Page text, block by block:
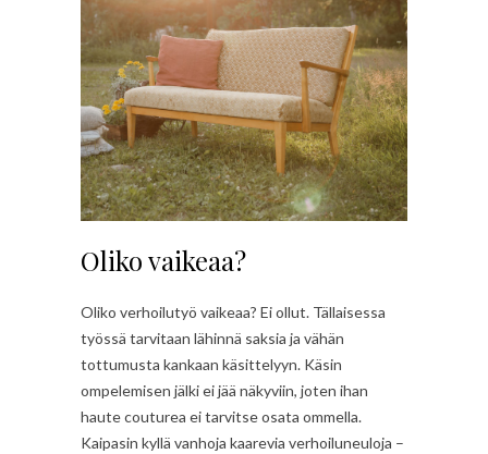
Oliko vaikeaa?
Oliko verhoilutyö vaikeaa? Ei ollut. Tällaisessa
työssä tarvitaan lähinnä saksia ja vähän
tottumusta kankaan käsittelyyn. Käsin
ompelemisen jälki ei jää näkyviin, joten ihan
haute couturea ei tarvitse osata ommella.
Kaipasin kyllä vanhoja kaarevia verhoiluneuloja –